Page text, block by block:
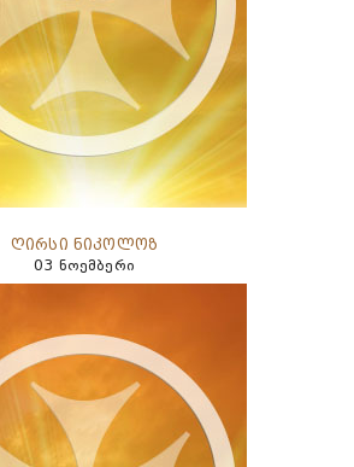
ღირსი ნიკოლოზ
03 ნოემბერი